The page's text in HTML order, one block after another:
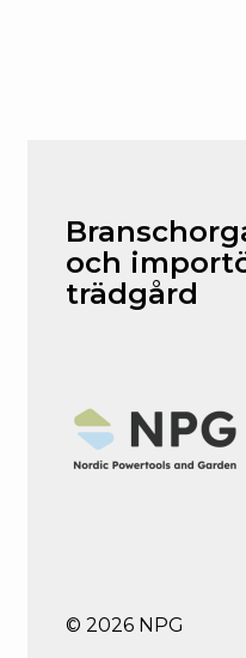
och
trädgård
© 2026 NPG